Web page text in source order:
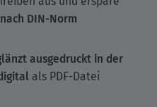
DIN-Norm
ausgedruckt in der
als PDF-Datei